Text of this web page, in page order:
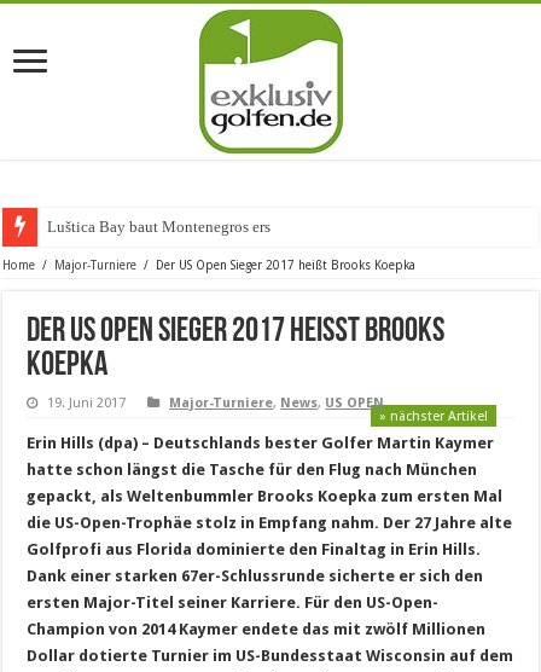
Luštica Bay baut Montenegros erste Gol
Home / Major-Turniere / Der US Open Sieger 2017 heißt Brooks Koepka
Der US Open Sieger 2017 heißt Brooks
Koepka
19. Juni 2017 Major-Turniere, News, US OPEN
» nächster Artikel
Erin Hills (dpa) – Deutschlands bester Golfer Martin Kaymer
hatte schon längst die Tasche für den Flug nach München
gepackt, als Weltenbummler Brooks Koepka zum ersten Mal
die US-Open-Trophäe stolz in Empfang nahm. Der 27 Jahre alte
Golfprofi aus Florida dominierte den Finaltag in Erin Hills.
Dank einer starken 67er-Schlussrunde sicherte er sich den
ersten Major-Titel seiner Karriere. Für den US-Open-
Champion von 2014 Kaymer endete das mit zwölf Millionen
Dollar dotierte Turnier im US-Bundesstaat Wisconsin auf dem